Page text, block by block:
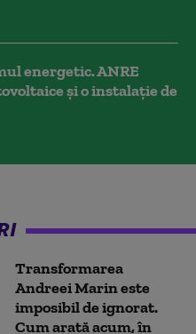
energetic. ANRE
și o instalație de
Transformarea
Andreei Marin este
imposibil de ignorat.
Cum arată acum, în